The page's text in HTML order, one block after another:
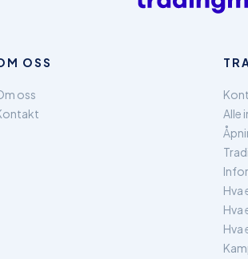
OSS
oss
Alle
Hva
Hva
Hva